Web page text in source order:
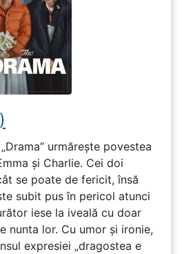
urmărește povestea
și Charlie. Cei doi
se poate de fericit, însă
subit pus în pericol atunci
iese la iveală cu doar
nunta lor. Cu umor și ironie,
expresiei „dragostea e